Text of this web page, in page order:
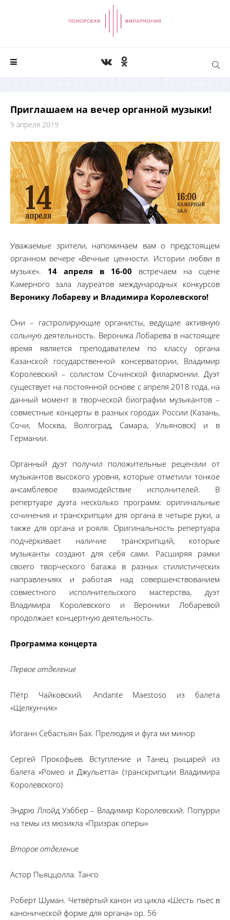
Приглашаем на вечер органной музыки!
9 апреля 2019
Уважаемые зрители, напоминаем вам о предстоящем
органном вечере «Вечные ценности. Истории любви в
музыке». 14 апреля в 16-00 встречаем на сцене
Камерного зала лауреатов международных конкурсов
Веронику Лобареву и Владимира Королевского!
Они – гастролирующие органисты, ведущие активную
сольную деятельность. Вероника Лобарева в настоящее
время является преподавателем по классу органа
Казанской государственной консерватории, Владимир
Королевский – солистом Сочинской филармонии. Дуэт
существует на постоянной основе с апреля 2018 года, на
данный момент в творческой биографии музыкантов –
совместные концерты в разных городах России (Казань,
Сочи, Москва, Волгоград, Самара, Ульяновск) и в
Германии.
Органный дуэт получил положительные рецензии от
музыкантов высокого уровня, которые отметили тонкое
ансамблевое взаимодействие исполнителей. В
репертуаре дуэта несколько программ: оригинальные
сочинения и транскрипции для органа в четыре руки, а
также для органа и рояля. Оригинальность репертуара
подчёркивает наличие транскрипций, которые
музыканты создают для себя сами. Расширяя рамки
своего творческого багажа в разных стилистических
направлениях и работая над совершенствованием
совместного исполнительского мастерства, дуэт
Владимира Королевского и Вероники Лобаревой
продолжает концертную деятельность.
Программа концерта
Первое отделение
Пётр Чайковский. Andante Maestoso из балета
«Щелкунчик»
Иоганн Себастьян Бах. Прелюдия и фуга ми минор
Сергей Прокофьев. Вступление и Танец рыцарей из
балета «Ромео и Джульетта» (транскрипции Владимира
Королевского)
Эндрю Ллойд Уэббер – Владимир Королевский. Попурри
на темы из мюзикла «Призрак оперы»
Второе отделение
Астор Пьяццолла. Танго
Роберт Шуман. Четвёртый канон из цикла «Шесть пьес в
канонической форме для органа» ор. 56